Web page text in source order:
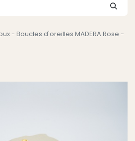
- Boucles d'oreilles MADERA Rose -